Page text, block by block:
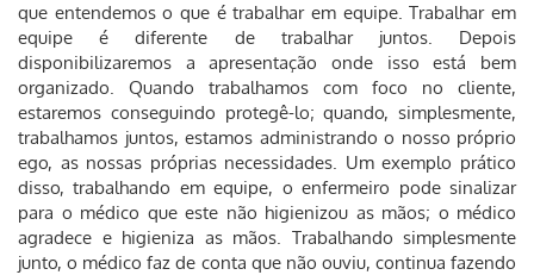
que entendemos o que é trabalhar em equipe. Trabalhar em
equipe é diferente de trabalhar juntos. Depois
disponibilizaremos a apresentação onde isso está bem
organizado. Quando trabalhamos com foco no cliente,
estaremos conseguindo protegê-lo; quando, simplesmente,
trabalhamos juntos, estamos administrando o nosso próprio
ego, as nossas próprias necessidades. Um exemplo prático
disso, trabalhando em equipe, o enfermeiro pode sinalizar
para o médico que este não higienizou as mãos; o médico
agradece e higieniza as mãos. Trabalhando simplesmente
junto, o médico faz de conta que não ouviu, continua fazendo